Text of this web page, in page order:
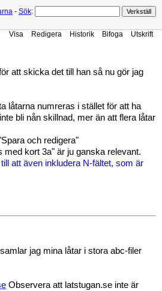
- Sök:
Visa Redigera Historik Bifoga Utskrift
att skicka det till han så nu gör jag
låtarna numreras i stället för att ha
bli nån skillnad, mer än att flera låtar
och redigera"
kort 3a" är ju ganska relevant.
att även inkludera N-fältet, som är
jag mina låtar i stora abc-filer
Observera att latstugan.se inte är